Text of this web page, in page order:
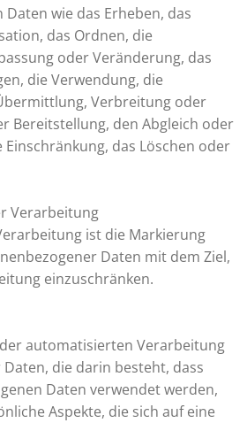
wie das Erheben, das
das Ordnen, die
oder Veränderung, das
die Verwendung, die
Verbreitung oder
Bereitstellung, den Abgleich oder
das Löschen oder
Verarbeitung
ist die Markierung
Daten mit dem Ziel,
einzuschränken.
automatisierten Verarbeitung
die darin besteht, dass
Daten verwendet werden,
Aspekte, die sich auf eine